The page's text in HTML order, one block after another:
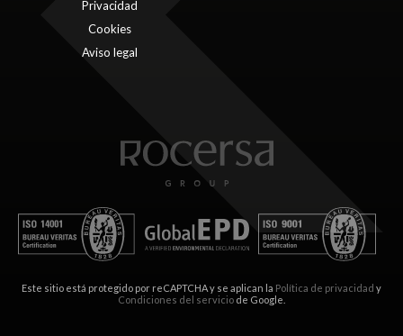
Privacidad
Cookies
Aviso legal
Este sitio está protegido por reCAPTCHA y se aplican la Política de privacidad y
Condiciones del servicio de Google.